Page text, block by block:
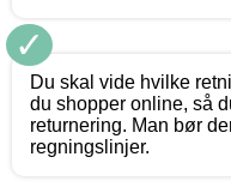
✓
Du skal vide hvilke
du shopper online, så
returnering. Man bør
regningslinjer.